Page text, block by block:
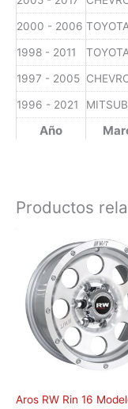
Año
2000 - 2006
1998 - 2011
1997 - 2005
1996 - 2021
Productos
Aros RW Rin 16